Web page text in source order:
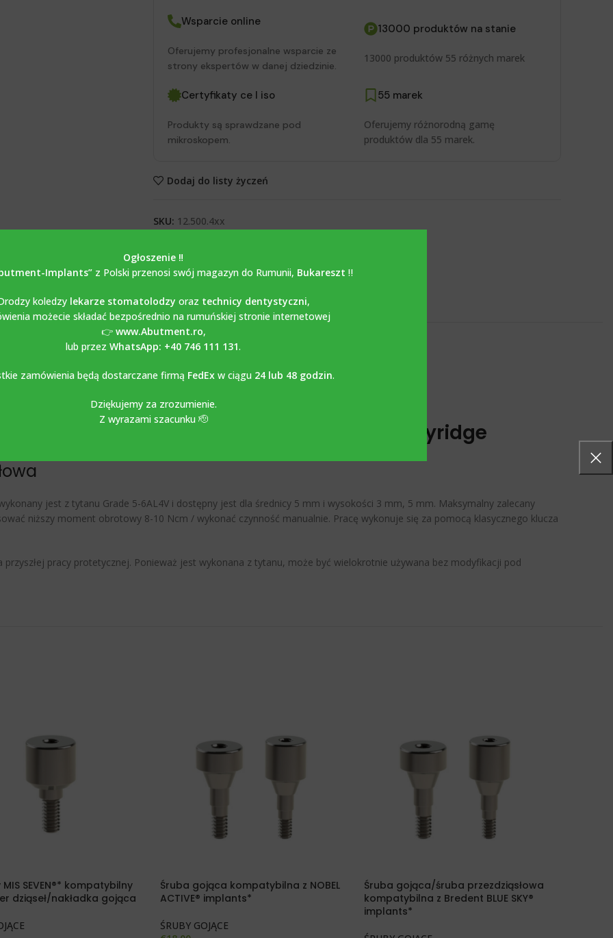
Ogłoszenie ‼️
Implants”z Polski przenosi swój magazyn do Rumunii, Bukareszt ‼️
koledzy lekarze stomatolodzy oraz technicy dentystyczni,
możecie składać bezpośrednio na rumuńskiej stronie internetowej
👉 www.Abutment.ro,
lub przez WhatsApp: +40 746 111 131.
zamówienia będą dostarczane firmą FedExw ciągu 24 lub 48 godzin.
Dziękujemy za zrozumienie.
Z wyrazami szacunku 🫡
Wsparcie online
Oferujemy profesjonalne wsparcie ze
strony ekspertów w danej dziedzinie.
13000 produktów na stanie
13000 produktów 55 różnych marek
Certyfikaty ce I iso
Produkty są sprawdzane pod
mikroskopem.
55 marek
Oferujemy różnorodną gamę
produktów dla 55 marek.
Dodaj do listy życzeń
SKU: 12.500.4xx
Tag: Śruba uzdrawiająca
OPIS OPINIE (0)
gojąca kompatybilna z Megagen Anyridge
jest z tytanu Grade 5-6AL4V i dostępny jest dla średnicy 5 mm i wysokości 3 mm, 5 mm. Maksymalny zalecany
niższy moment obrotowy 8-10 Ncm / wykonać czynność manualnie. Pracę wykonuje się za pomocą klasycznego klucza
przyszłej pracy protetycznej. Ponieważ jest wykonana z tytanu, może być wielokrotnie używana bez modyfikacji pod
SEVEN®* kompatybilny
dziąseł/nakładka gojąca
Śruba gojąca kompatybilna z NOBEL
ACTIVE® implants*
ŚRUBY GOJĄCE
Śruba gojąca/śruba przezdziąsłowa
kompatybilna z Bredent BLUE SKY®
implants*